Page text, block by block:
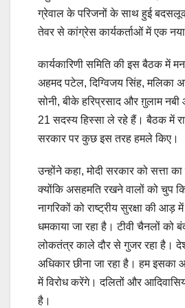
ग्रेवाल के परिजनों के साथ हुई
तेवर से कांग्रेस कार्यकर्ताओं में एक
कार्यकारिणी समिति की इस बैठक में
अहमद पटेल, दिग्विजय सिंह, मलिका
सोनी, बीके हरिप्रसाद और ग़ुलाम
21 सदस्‍य हिस्सा ले रहे हैं। बैठक में
सरकार पर कुछ इस तरह हमले किए।
उन्‍होंने कहा, मोदी सरकार को सत्ता
क्‍योंकि असहमति रखने वालों को चुप
नागरिकों को राष्ट्रीय सुरक्षा की
धमकाया जा रहा है। टीवी चैनलों को
लोकतंत्र काले दौर से गुजर रहा है।
अधिकार छीना जा रहा है। हम
में विरोध करेंगे। दलितों और
है।